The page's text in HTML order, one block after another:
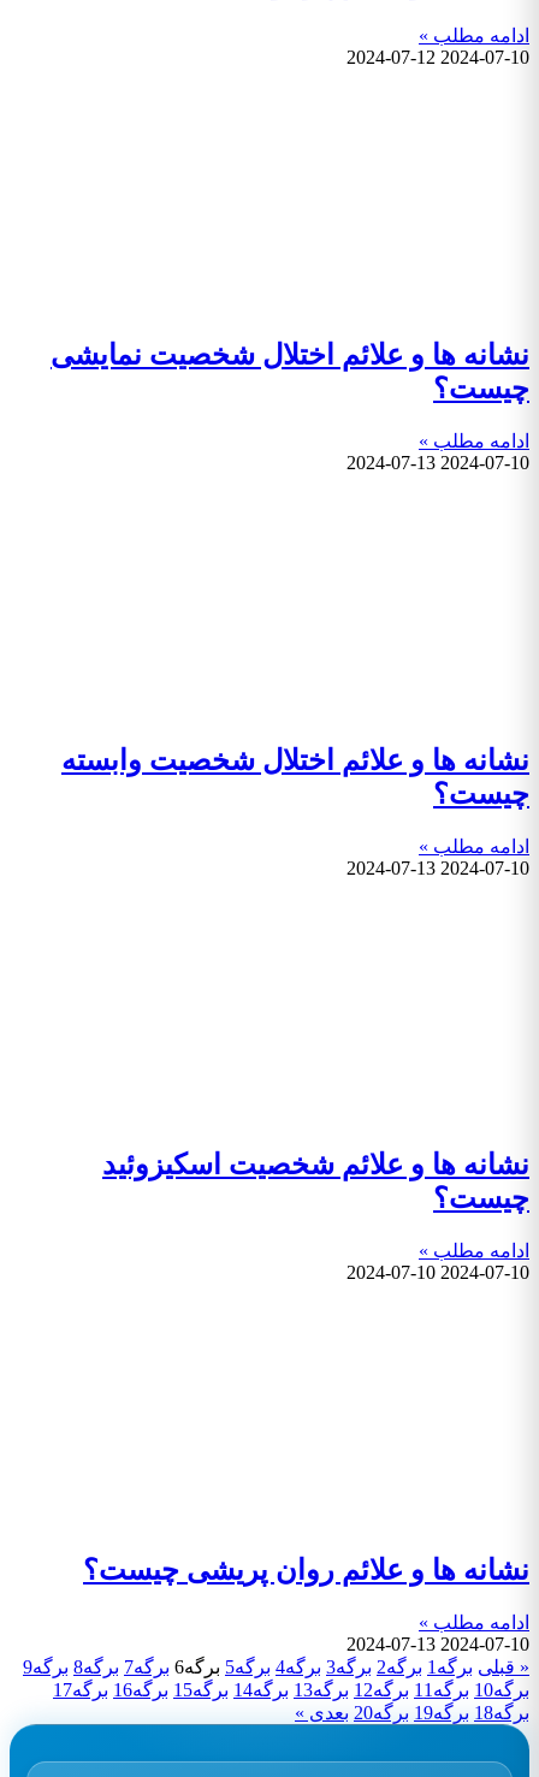
ادامه مطلب »
2024-07-10
2024-07-12
نشانه ها و علائم اختلال شخصیت نمایشی
چیست؟
ادامه مطلب »
2024-07-10
2024-07-13
نشانه ها و علائم اختلال شخصیت وابسته
چیست؟
ادامه مطلب »
2024-07-10
2024-07-13
نشانه ها و علائم شخصیت اسکیزوئید
چیست؟
ادامه مطلب »
2024-07-10
2024-07-10
نشانه ها و علائم روان پریشی چیست؟
ادامه مطلب »
2024-07-10
2024-07-13
« قبلی برگه 1 برگه2 برگه3 برگه4 برگه5 برگه6 برگه7 برگه8 برگه9
برگه10 برگه 11 برگه12 برگه13 برگه14 برگه15 برگه16 برگه17
برگه18 برگه19 برگه20 بعدی »